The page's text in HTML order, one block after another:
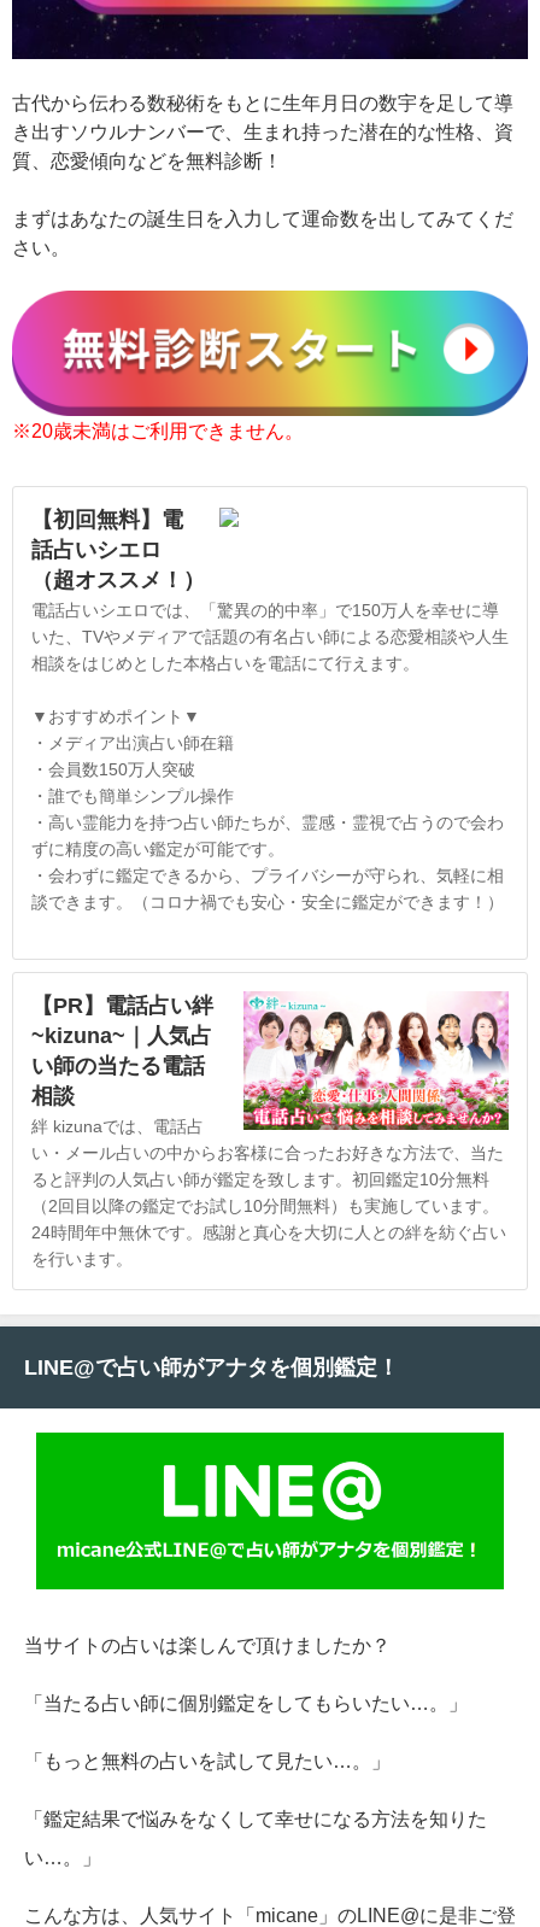
古代から伝わる数秘術をもとに生年月日の数宇を足して導
き出すソウルナンバーで、生まれ持った潜在的な性格、資
質、恋愛傾向などを無料診断！
まずはあなたの誕生日を入力して運命数を出してみてくだ
さい。
※20歳未満はご利用できません。
【初回無料】電
話占いシエロ
（超オススメ！）
電話占いシエロでは、「驚異の的中率」で150万人を幸せに導
いた、TVやメディアで話題の有名占い師による恋愛相談や人生
相談をはじめとした本格占いを電話にて行えます。
▼おすすめポイント▼
・メディア出演占い師在籍
・会員数150万人突破
・誰でも簡単シンプル操作
・高い霊能力を持つ占い師たちが、霊感・霊視で占うので会わ
ずに精度の高い鑑定が可能です。
・会わずに鑑定できるから、プライバシーが守られ、気軽に相
談できます。（コロナ禍でも安心・安全に鑑定ができます！）
【PR】電話占い絆
~kizuna~｜人気占
い師の当たる電話
相談
絆 kizunaでは、電話占
い・メール占いの中からお客様に合ったお好きな方法で、当た
ると評判の人気占い師が鑑定を致します。初回鑑定10分無料
（2回目以降の鑑定でお試し10分間無料）も実施しています。
24時間年中無休です。感謝と真心を大切に人との絆を紡ぐ占い
を行います。
LINE@で占い師がアナタを個別鑑定！
当サイトの占いは楽しんで頂けましたか？
「当たる占い師に個別鑑定をしてもらいたい…。」
「もっと無料の占いを試して見たい…。」
「鑑定結果で悩みをなくして幸せになる方法を知りた
い…。」
こんな方は、人気サイト「micane」のLINE@に是非ご登